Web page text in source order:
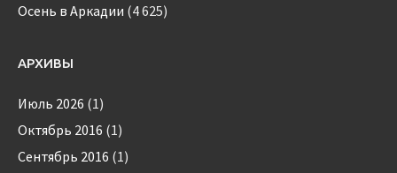
Осень в Аркадии (4 625)
АРХИВЫ
Июль 2026 (1)
Октябрь 2016 (1)
Сентябрь 2016 (1)